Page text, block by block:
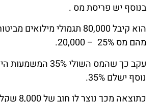
בנוסף יש פריסת מס .
הוא קיבל 80,000 תגמולי
מהם מס 25% – 20,000.
עקב כך שהמס השולי
נוסף ישלם 35%.